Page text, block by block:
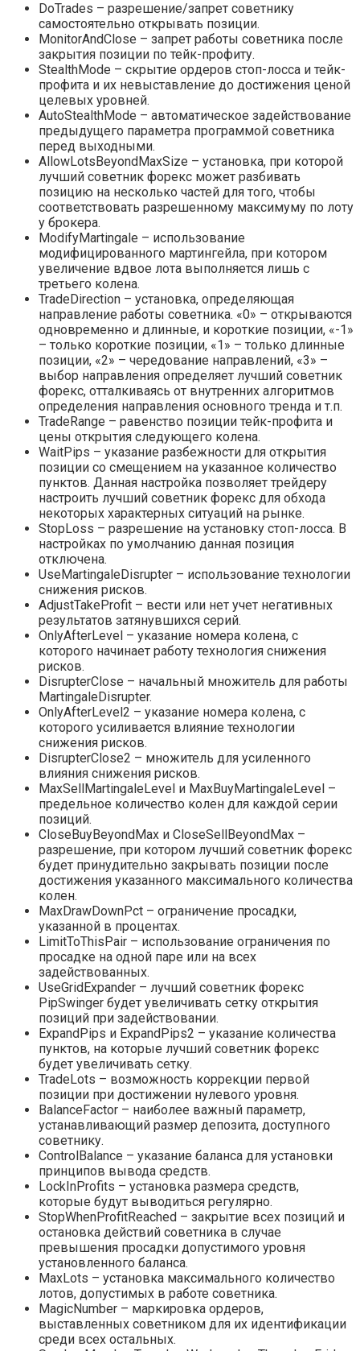
DoTrades – разрешение/запрет советнику
самостоятельно открывать позиции.
MonitorAndClose – запрет работы советника после
закрытия позиции по тейк-профиту.
StealthMode – скрытие ордеров стоп-лосса и тейк-
профита и их невыставление до достижения ценой
целевых уровней.
AutoStealthMode – автоматическое задействование
предыдущего параметра программой советника
перед выходными.
AllowLotsBeyondMaxSize – установка, при которой
лучший советник форекс может разбивать
позицию на несколько частей для того, чтобы
соответствовать разрешенному максимуму по лоту
у брокера.
ModifyMartingale – использование
модифицированного мартингейла, при котором
увеличение вдвое лота выполняется лишь с
третьего колена.
TradeDirection – установка, определяющая
направление работы советника. «0» – открываются
одновременно и длинные, и короткие позиции, «-1»
– только короткие позиции, «1» – только длинные
позиции, «2» – чередование направлений, «3» –
выбор направления определяет лучший советник
форекс, отталкиваясь от внутренних алгоритмов
определения направления основного тренда и т.п.
TradeRange – равенство позиции тейк-профита и
цены открытия следующего колена.
WaitPips – указание разбежности для открытия
позиции со смещением на указанное количество
пунктов. Данная настройка позволяет трейдеру
настроить лучший советник форекс для обхода
некоторых характерных ситуаций на рынке.
StopLoss – разрешение на установку стоп-лосса. В
настройках по умолчанию данная позиция
отключена.
UseMartingaleDisrupter – использование технологии
снижения рисков.
AdjustTakeProfit – вести или нет учет негативных
результатов затянувшихся серий.
OnlyAfterLevel – указание номера колена, с
которого начинает работу технология снижения
рисков.
DisrupterClose – начальный множитель для работы
MartingaleDisrupter.
OnlyAfterLevel2 – указание номера колена, с
которого усиливается влияние технологии
снижения рисков.
DisrupterClose2 – множитель для усиленного
влияния снижения рисков.
MaxSellMartingaleLevel и MaxBuyMartingaleLevel –
предельное количество колен для каждой серии
позиций.
CloseBuyBeyondMax и CloseSellBeyondMax –
разрешение, при котором лучший советник форекс
будет принудительно закрывать позиции после
достижения указанного максимального количества
колен.
MaxDrawDownPct – ограничение просадки,
указанной в процентах.
LimitToThisPair – использование ограничения по
просадке на одной паре или на всех
задействованных.
UseGridExpander – лучший советник форекс
PipSwinger будет увеличивать сетку открытия
позиций при задействовании.
ExpandPips и ExpandPips2 – указание количества
пунктов, на которые лучший советник форекс
будет увеличивать сетку.
TradeLots – возможность коррекции первой
позиции при достижении нулевого уровня.
BalanceFactor – наиболее важный параметр,
устанавливающий размер депозита, доступного
советнику.
ControlBalance – указание баланса для установки
принципов вывода средств.
LockInProfits – установка размера средств,
которые будут выводиться регулярно.
StopWhenProfitReached – закрытие всех позиций и
остановка действий советника в случае
превышения просадки допустимого уровня
установленного баланса.
MaxLots – установка максимального количество
лотов, допустимых в работе советника.
MagicNumber – маркировка ордеров,
выставленных советником для их идентификации
среди всех остальных.